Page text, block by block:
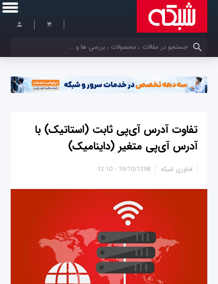
کلمات کلیدی خود را وارد کنید
تفاوت آدرس آی‌پی ثابت (استاتیک) با
آدرس آی‌پی متغیر (داینامیک)
19/10/1398 - 12:10 فناوری شبکه